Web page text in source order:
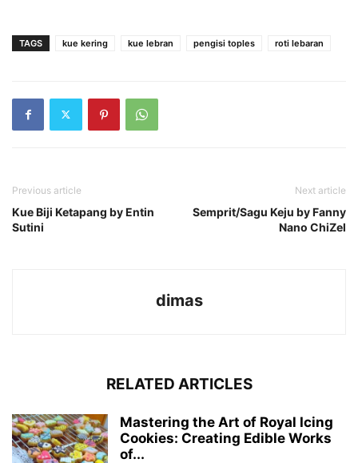
TAGS kue kering kue lebran pengisi toples roti lebaran
Previous article
Kue Biji Ketapang by Entin
Sutini
Next article
Semprit/Sagu Keju by Fanny
Nano ChiZel
dimas
RELATED ARTICLES
Mastering the Art of Royal Icing
Cookies: Creating Edible Works
of...